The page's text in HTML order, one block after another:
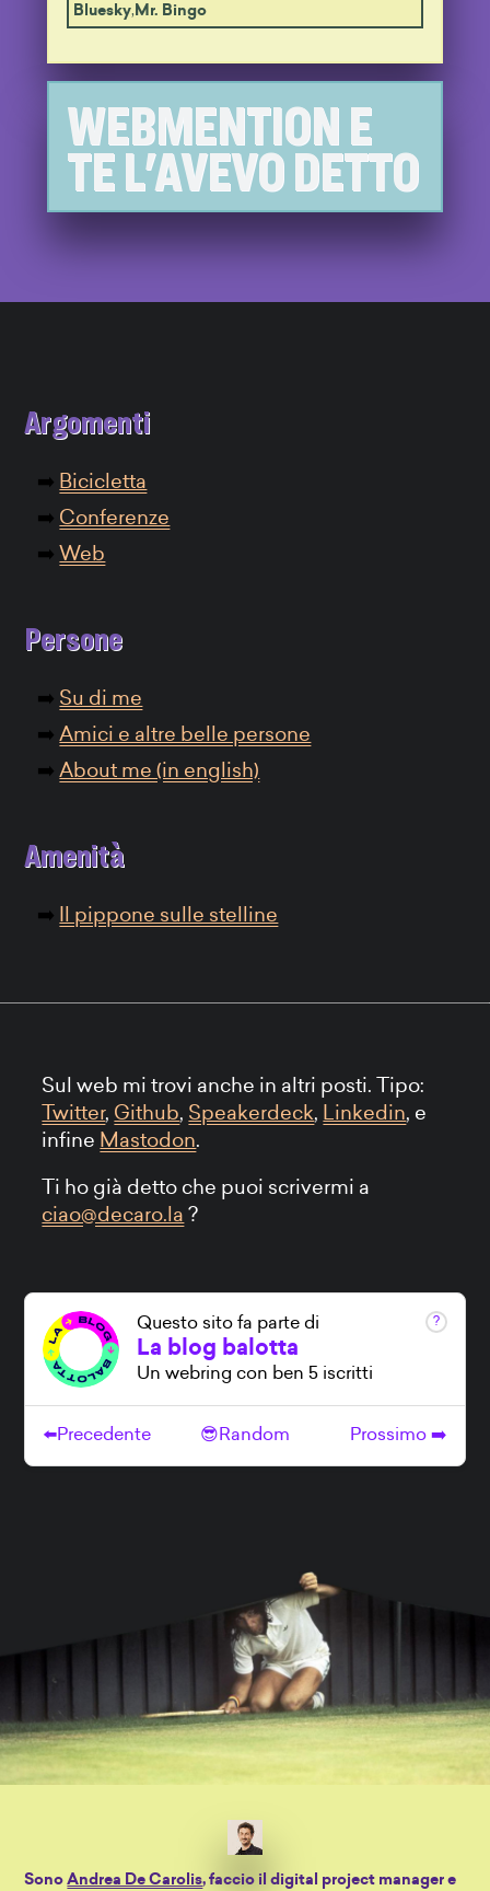
Bluesky,Mr. Bingo
WEBMENTION E
TE L'AVEVO DETTO
Argomenti
Bicicletta
Conferenze
Web
Persone
Su di me
Amici e altre belle persone
About me (in english)
Amenità
Il pippone sulle stelline
Sul web mi trovi anche in altri posti. Tipo:
Twitter, Github, Speakerdeck, Linkedin, e
infine Mastodon.
Ti ho già detto che puoi scrivermi a
ciao@decaro.la ?
SonoAndrea De Carolis, faccio il digital project manager e